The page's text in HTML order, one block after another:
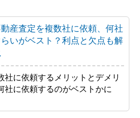
産査定を複数社に依頼、何社
らいがベスト？利点と欠点も解
社に依頼するメリットとデメリ
社に依頼するのがベストかに